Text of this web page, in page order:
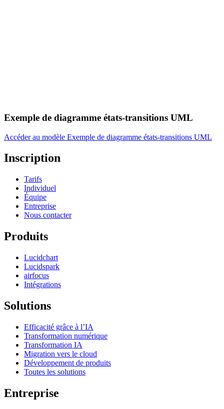
Exemple de diagramme états-transitions UML
Accéder au modèle Exemple de diagramme états-transitions UML
Inscription
Tarifs
Individuel
Équipe
Entreprise
Nous contacter
Produits
Lucidchart
Lucidspark
airfocus
Intégrations
Solutions
Efficacité grâce à l’IA
Transformation numérique
Transformation IA
Migration vers le cloud
Développement de produits
Toutes les solutions
Entreprise